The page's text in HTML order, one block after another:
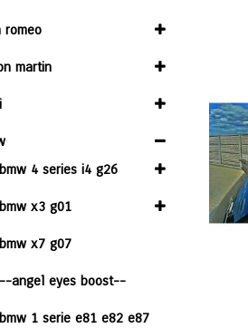
romeo
martin
bmw 4 series i4 g26
bmw x3 g01
bmw x7 g07
--angel eyes boost--
bmw 1 serie e81 e82 e87